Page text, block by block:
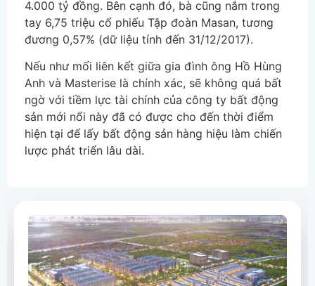
4.000 tỷ đồng. Bên cạnh đó, bà cũng nắm trong
tay 6,75 triệu cổ phiếu Tập đoàn Masan, tương
đương 0,57% (dữ liệu tính đến 31/12/2017).
Nếu như mối liên kết giữa gia đình ông Hồ Hùng
Anh và Masterise là chính xác, sẽ không quá bất
ngờ với tiềm lực tài chính của công ty bất động
sản mới nổi này đã có được cho đến thời điểm
hiện tại để lấy bất động sản hàng hiệu làm chiến
lược phát triển lâu dài.